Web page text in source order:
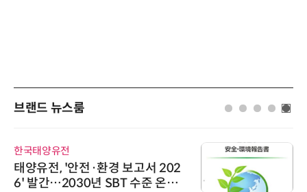
브랜드 뉴스룸
한국태양유전
태양유전, '안전·환경 보고서 202
6' 발간…2030년 SBT 수준 온실